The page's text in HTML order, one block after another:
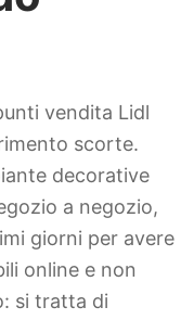
vendita Lidl
scorte.
decorative
a negozio,
giorni per avere
online e non
si tratta di